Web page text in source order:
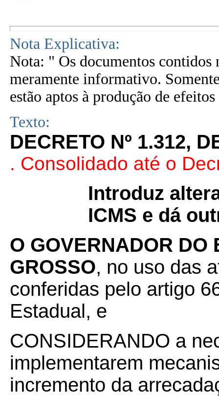
Nota Explicativa:
Nota: " Os documentos contidos
meramente informativo.
estão aptos à produção de
Texto:
DECRETO Nº 1.312,
. Consolidado até o
Introduz
ICMS e dá
O GOVERNADOR DO
GROSSO, no uso das
conferidas pelo artigo
Estadual, e
CONSIDERANDO a
implementarem
incremento da